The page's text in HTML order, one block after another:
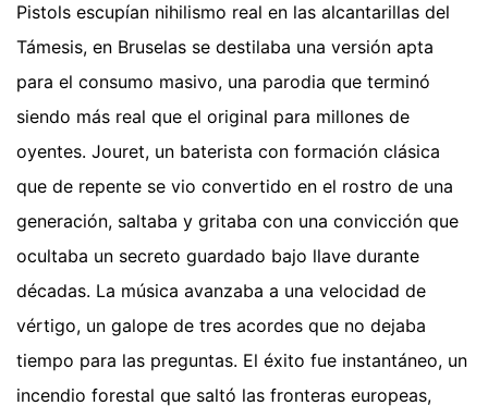
Pistols escupían nihilismo real en las alcantarillas del
Támesis, en Bruselas se destilaba una versión apta
para el consumo masivo, una parodia que terminó
siendo más real que el original para millones de
oyentes. Jouret, un baterista con formación clásica
que de repente se vio convertido en el rostro de una
generación, saltaba y gritaba con una convicción que
ocultaba un secreto guardado bajo llave durante
décadas. La música avanzaba a una velocidad de
vértigo, un galope de tres acordes que no dejaba
tiempo para las preguntas. El éxito fue instantáneo, un
incendio forestal que saltó las fronteras europeas,